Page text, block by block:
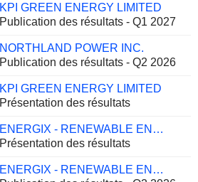
KPI GREEN ENERGY LIMITED
Publication des résultats - Q1 2027
NORTHLAND POWER INC.
Publication des résultats - Q2 2026
KPI GREEN ENERGY LIMITED
Présentation des résultats
ENERGIX - RENEWABLE ENERGIES LTD.
Présentation des résultats
ENERGIX - RENEWABLE ENERGIES LTD.